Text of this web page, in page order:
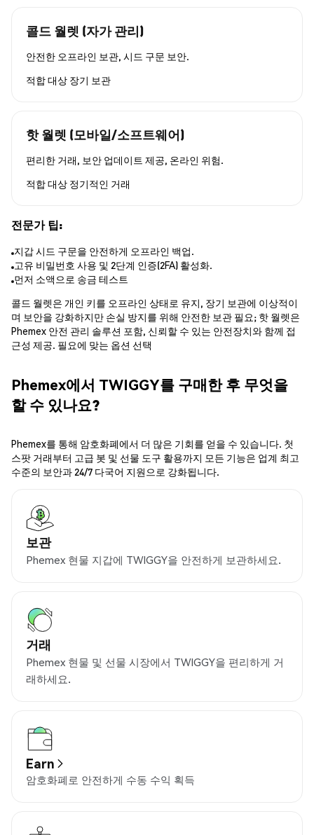
콜드 월렛 (자가 관리)
안전한 오프라인 보관, 시드 구문 보안.
적합 대상 장기 보관
핫 월렛 (모바일/소프트웨어)
편리한 거래, 보안 업데이트 제공, 온라인 위험.
적합 대상 정기적인 거래
전문가 팁:
지갑 시드 구문을 안전하게 오프라인 백업.
고유 비밀번호 사용 및 2단계 인증(2FA) 활성화.
먼저 소액으로 송금 테스트
콜드 월렛은 개인 키를 오프라인 상태로 유지, 장기 보관에 이상적이
며 보안을 강화하지만 손실 방지를 위해 안전한 보관 필요; 핫 월렛은
Phemex 안전 관리 솔루션 포함, 신뢰할 수 있는 안전장치와 함께 접
근성 제공. 필요에 맞는 옵션 선택
Phemex에서 TWIGGY를 구매한 후 무엇을
할 수 있나요?
Phemex를 통해 암호화폐에서 더 많은 기회를 얻을 수 있습니다. 첫
스팟 거래부터 고급 봇 및 선물 도구 활용까지 모든 기능은 업계 최고
수준의 보안과 24/7 다국어 지원으로 강화됩니다.
보관
Phemex 현물 지갑에 TWIGGY을 안전하게 보관하세요.
거래
Phemex 현물 및 선물 시장에서 TWIGGY을 편리하게 거
래하세요.
Earn
암호화폐로 안전하게 수동 수익 획득